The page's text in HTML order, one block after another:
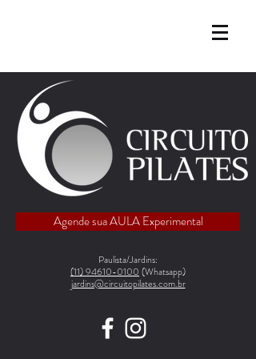
Agende sua AULA Experimental
Paulista/Jardins:
(11) 94610-0100 (Whatsapp)
jardins@circuitopilates.com.br